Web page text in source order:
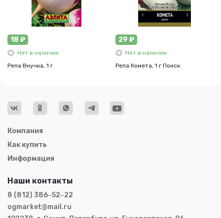
18 ₽
Нет в наличии
Репа Внучка, 1 г
29 ₽
Нет в наличии
Репа Комета, 1 г Поиск
Компания
Как купить
Информация
Наши контакты
8 (812) 386‒52‒22
ogmarket@mail.ru